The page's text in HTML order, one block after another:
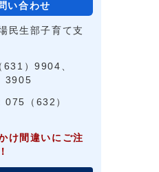
い合わせ
民生部子育て支
）9904、
3905
075（632）
け間違いにご注